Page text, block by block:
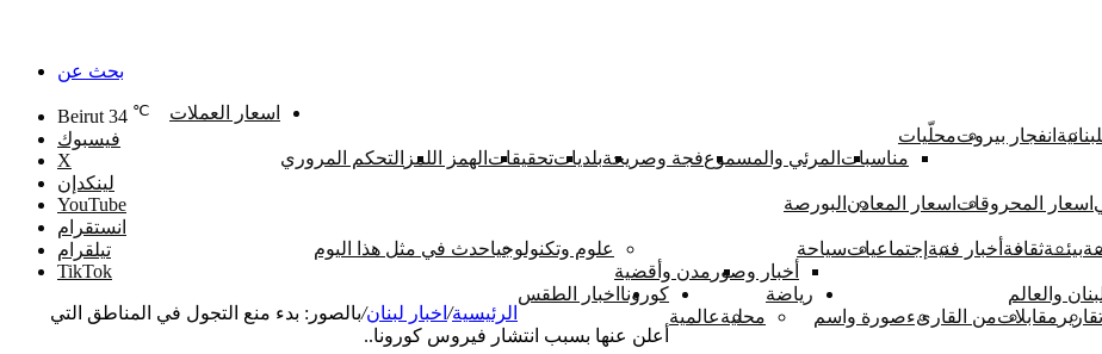
بحث عن
انفجار بيروتمحلّيات
مناسبات المرئي والمسموعفجة وصريحةبلدياتتحقيقات الهمز اللمز التحكم المروري
اسعار العملات
اسعار المحروقات اسعار المعادن البورصة
بيئــةثقافة أخبار فنية إجتماعياتسياحة
أخبار وصور مدن وأقضية
علوم وتكنولوجياحدث في مثل هذا اليوم
والعالم
تقارير مقابلاتمن القارىءصورة واسم
رياضة
محليةعالمية
كورونا اخبار الطقس
Beirut 34 ℃
فيسبوك
‫X
لينكدإن
‫YouTube
انستقرام
تيلقرام
‫TikTok
الرئيسية/ اخبار لبنان/بالصور: بدء منع التجول في المناطق التي
أعلن عنها بسبب انتشار فيروس كورونا..